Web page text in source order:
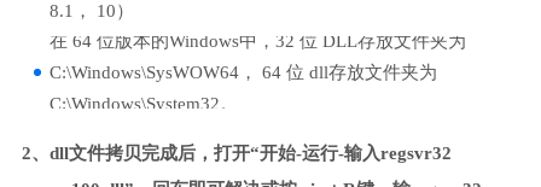
8.1， 10）
在 64 位版本的Windows中，32 位 DLL存放文件夹为
C:\Windows\SysWOW64， 64 位 dll存放文件夹为
C:\Windows\System32。
2、dll文件拷贝完成后，打开“开始-运行-输入regsvr32